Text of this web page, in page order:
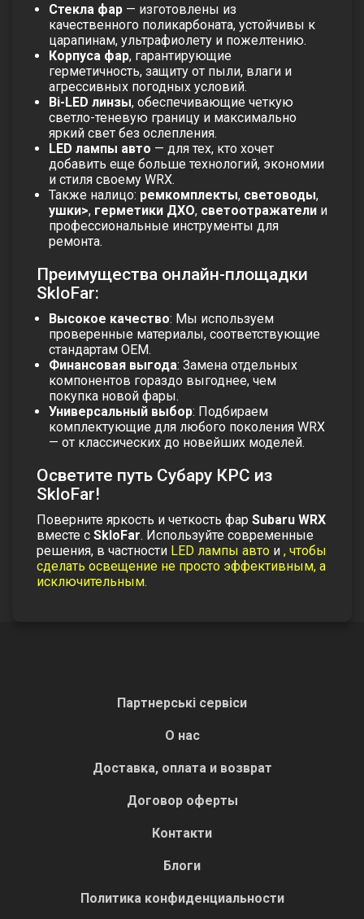
Стекла фар — изготовлены из
качественного поликарбоната, устойчивы к
царапинам, ультрафиолету и пожелтению.
Корпуса фар, гарантирующие
герметичность, защиту от пыли, влаги и
агрессивных погодных условий.
Bi-LED линзы, обеспечивающие четкую
светло-теневую границу и максимально
яркий свет без ослепления.
LED лампы авто — для тех, кто хочет
добавить еще больше технологий, экономии
и стиля своему WRX.
Также налицо: ремкомплекты, световоды,
ушки>, герметики ДХО, светоотражатели и
профессиональные инструменты для
ремонта.
Преимущества онлайн-площадки
SkloFar:
Высокое качество: Мы используем
проверенные материалы, соответствующие
стандартам OEM.
Финансовая выгода: Замена отдельных
компонентов гораздо выгоднее, чем
покупка новой фары.
Универсальный выбор: Подбираем
комплектующие для любого поколения WRX
— от классических до новейших моделей.
Осветите путь Субару КРС из
SkloFar!
Поверните яркость и четкость фар Subaru WRX
вместе с SkloFar. Используйте современные
решения, в частности LED лампы авто и , чтобы
сделать освещение не просто эффективным, а
исключительным.
Партнерські сервіси
О нас
Доставка, оплата и возврат
Договор оферты
Контакти
Блоги
Политика конфиденциальности